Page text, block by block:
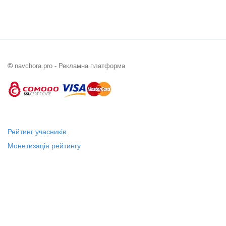
© navchora.pro - Рекламна платформа
Рейтинг учасників
Монетизація рейтингу